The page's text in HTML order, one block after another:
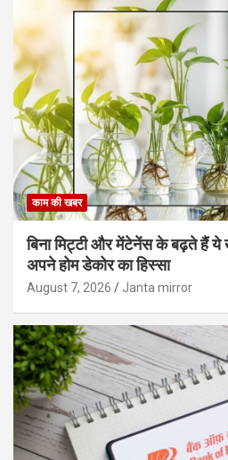
काम की खबर
बिना मिट्टी और मेंटेनेंस के बढ़ते हैं ये
अपने होम डेकोर का हिस्‍सा
August 7, 2026 Janta mirror